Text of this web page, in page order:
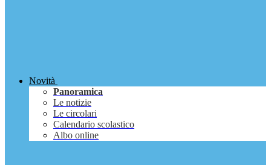
Novità
Panoramica
Le notizie
Le circolari
Calendario scolastico
Albo online